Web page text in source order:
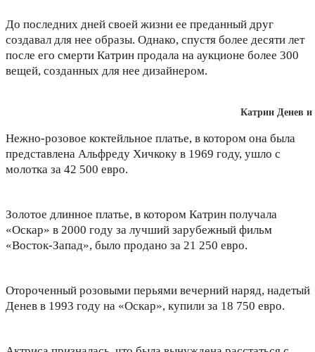
До последних дней своей жизни ее преданный друг
создавал для нее образы. Однако, спустя более десяти лет
после его смерти Катрин продала на аукционе более 300
вещей, созданных для нее дизайнером.
Катрин Денев
Нежно-розовое коктейльное платье, в котором она была
представлена Альфреду Хичкоку в 1969 году, ушло с
молотка за 42 500 евро.
Золотое длинное платье, в котором Катрин получала
«Оскар» в 2000 году за лучший зарубежный фильм
«Восток-Запад», было продано за 21 250 евро.
Отороченный розовыми перьями вечерний наряд, надетый
Денев в 1993 году на «Оскар», купили за 18 750 евро.